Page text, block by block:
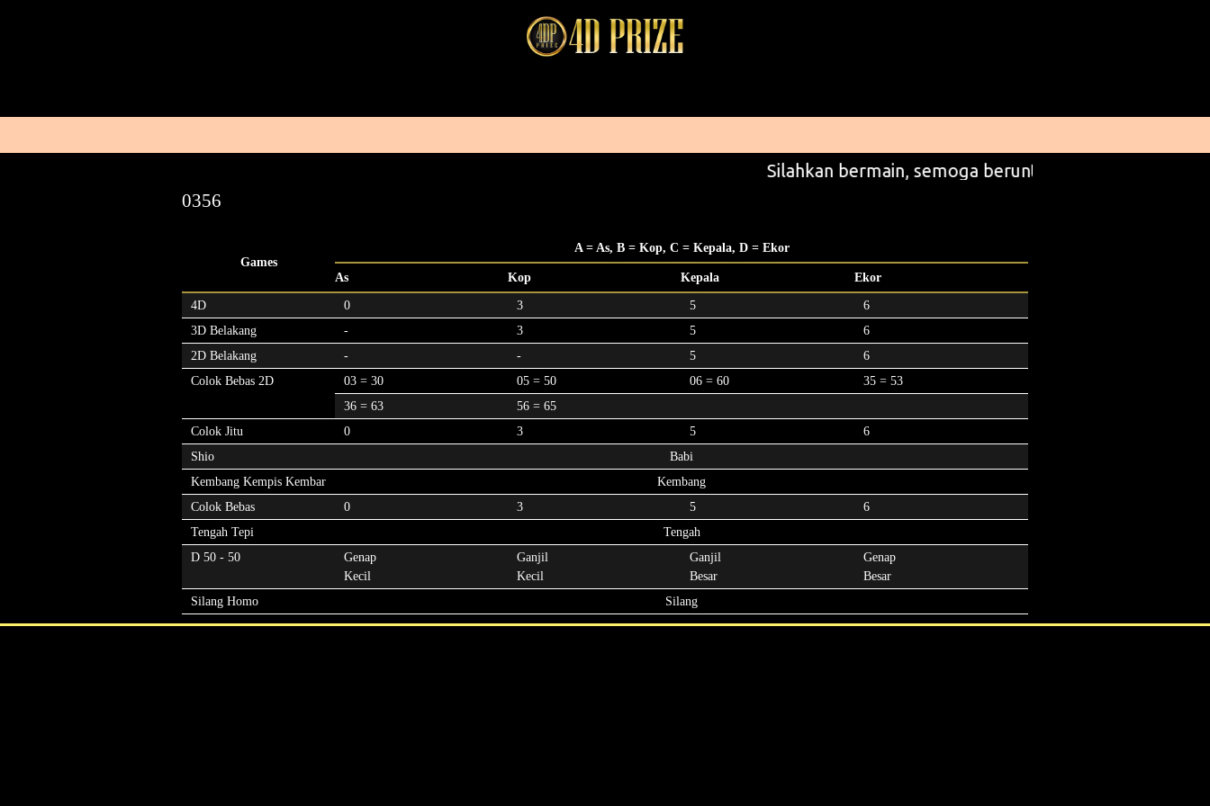
Silahkan bermain, semoga beruntung
0356
Games
A = As, B = Kop, C = Kepala, D = Ekor
As Kop Kepala Ekor
4D 0 3 5
6
3D Belakang
- 3 5
6
2D Belakang
- - 5
6
Colok Bebas 2D
03 = 30 05 = 50 06 = 60
35 = 53
36 = 63
56 = 65
Colok Jitu
0 3 5
6
Shio
Babi
Kembang Kempis Kembar
Kembang
Colok Bebas
0 3 5
6
Tengah Tepi
Tengah
D 50 - 50
Genap
Kecil
Ganjil
Kecil
Ganjil
Besar
Genap
Besar
Silang Homo
Silang